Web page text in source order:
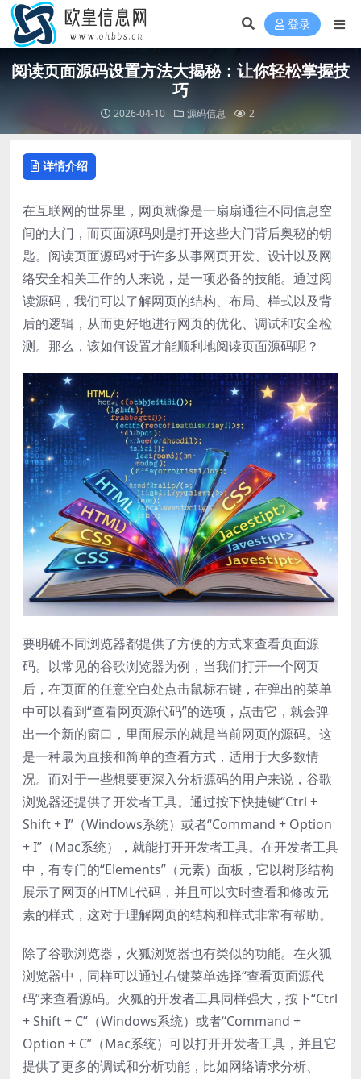
登录
阅读页面源码设置方法大揭秘：让你轻松掌握技
巧
2026-04-10 源码信息 2
详情介绍
在互联网的世界里，网页就像是一扇扇通往不同信息空
间的大门，而页面源码则是打开这些大门背后奥秘的钥
匙。阅读页面源码对于许多从事网页开发、设计以及网
络安全相关工作的人来说，是一项必备的技能。通过阅
读源码，我们可以了解网页的结构、布局、样式以及背
后的逻辑，从而更好地进行网页的优化、调试和安全检
测。那么，该如何设置才能顺利地阅读页面源码呢？
要明确不同浏览器都提供了方便的方式来查看页面源
码。以常见的谷歌浏览器为例，当我们打开一个网页
后，在页面的任意空白处点击鼠标右键，在弹出的菜单
中可以看到“查看网页源代码”的选项，点击它，就会弹
出一个新的窗口，里面展示的就是当前网页的源码。这
是一种最为直接和简单的查看方式，适用于大多数情
况。而对于一些想要更深入分析源码的用户来说，谷歌
浏览器还提供了开发者工具。通过按下快捷键“Ctrl +
Shift + I”（Windows系统）或者“Command + Option
+ I”（Mac系统），就能打开开发者工具。在开发者工具
中，有专门的“Elements”（元素）面板，它以树形结构
展示了网页的HTML代码，并且可以实时查看和修改元
素的样式，这对于理解网页的结构和样式非常有帮助。
除了谷歌浏览器，火狐浏览器也有类似的功能。在火狐
浏览器中，同样可以通过右键菜单选择“查看页面源代
码”来查看源码。火狐的开发者工具同样强大，按下“Ctrl
+ Shift + C”（Windows系统）或者“Command +
Option + C”（Mac系统）可以打开开发者工具，并且它
提供了更多的调试和分析功能，比如网络请求分析、